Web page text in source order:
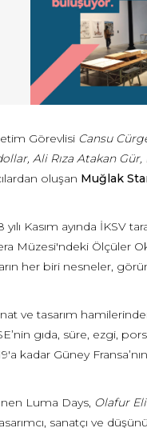
Görevlisi Cansu
Ali Rıza Atakan
oluşan Muğlak
yılı Kasım ayında
Müzesi'ndeki Ölçüler
her biri nesneler,
ve tasarım
gıda, süre, ezgi,
kadar Güney
Luma Days, Olafur
sanatçı ve